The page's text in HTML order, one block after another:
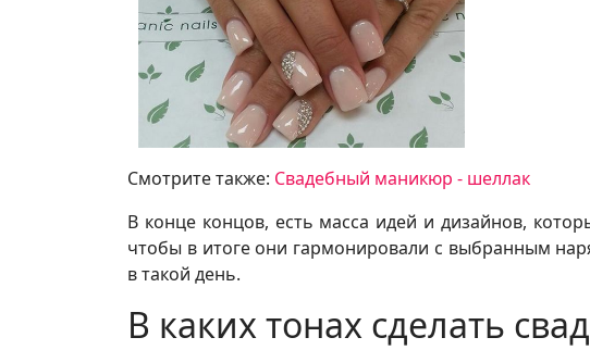
Смотрите также: Свадебный маникюр - шеллак
В конце концов, есть масса идей и дизайнов,
чтобы в итоге они гармонировали с выбранным
в такой день.
В каких тонах сделать